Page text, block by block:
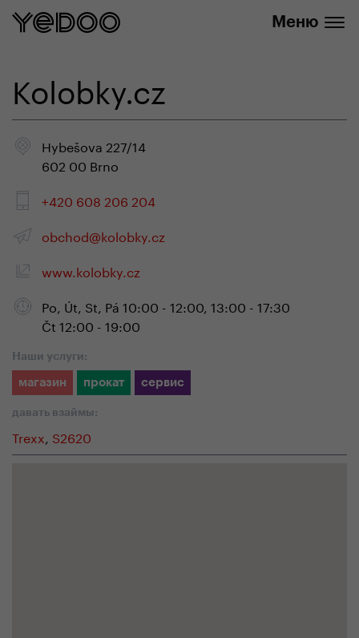
Меню
Kolobky.cz
Hybešova 227/14
602 00 Brno
+420 608 206 204
obchod@kolobky.cz
www.kolobky.cz
Po, Út, St, Pá 10:00 - 12:00, 13:00 - 17:30
Čt 12:00 - 19:00
Наши услуги:
магазин прокат сервис
давать взаймы:
Trexx, S2620